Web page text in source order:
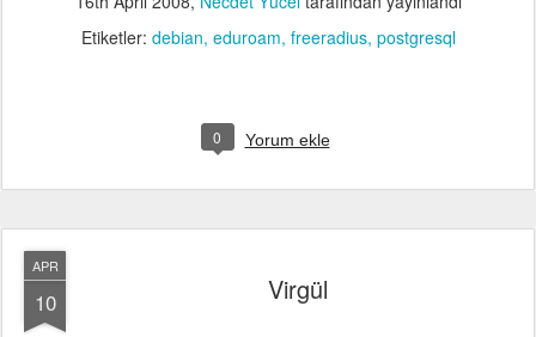
Etiketler: debian eduroam freeradius postgresql
0 Yorum ekle
APR
10 Virgül